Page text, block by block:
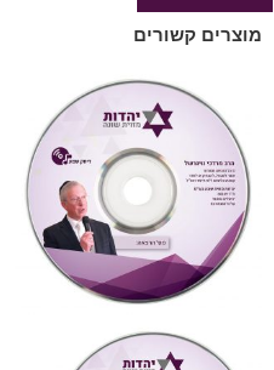
מוצרים קשורים